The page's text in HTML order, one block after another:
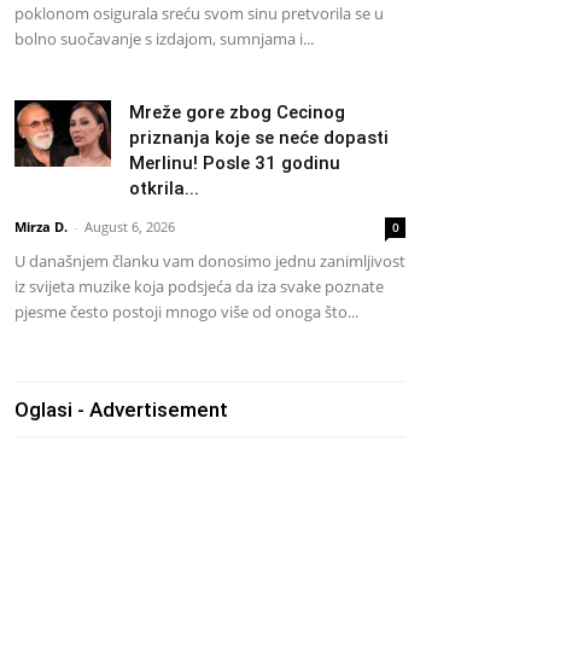
poklonom osigurala sreću svom sinu pretvorila se u
bolno suočavanje s izdajom, sumnjama i...
Mreže gore zbog Cecinog
priznanja koje se neće dopasti
Merlinu! Posle 31 godinu
otkrila...
Mirza D. - August 6, 2026 0
U današnjem članku vam donosimo jednu zanimljivost
iz svijeta muzike koja podsjeća da iza svake poznate
pjesme često postoji mnogo više od onoga što...
Oglasi - Advertisement